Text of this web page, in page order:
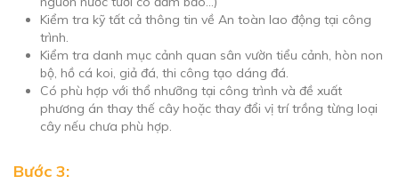
Kiểm tra kỹ tất cả thông tin về An toàn lao động tại công
trình.
Kiểm tra danh mục cảnh quan sân vườn tiểu cảnh, hòn non
bộ, hồ cá koi, giả đá, thi công tạo dáng đá.
Có phù hợp với thổ nhưỡng tại công trình và đề xuất
phương án thay thế cây hoặc thay đổi vị trí trồng từng loại
cây nếu chưa phù hợp.
Bước 3: